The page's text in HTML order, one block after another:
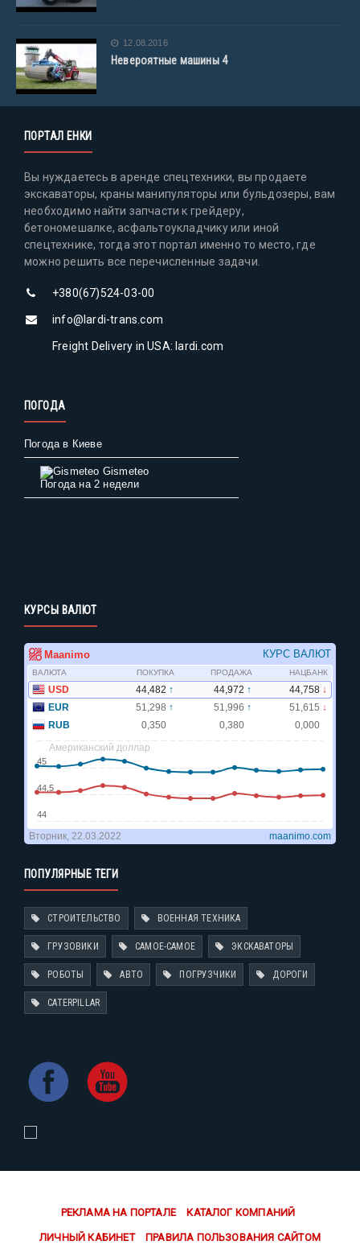
12.08.2016
Невероятные машины 4
ПОРТАЛ ЕНКИ
Вы нуждаетесь в аренде спецтехники, вы продаете
экскаваторы, краны манипуляторы или бульдозеры, вам
необходимо найти запчасти к грейдеру,
бетономешалке, асфальтоукладчику или иной
спецтехнике, тогда этот портал именно то место, где
можно решить все перечисленные задачи.
+380(67)524-03-00
info@lardi-trans.com
Freight Delivery in USA: lardi.com
ПОГОДА
Погода в Киеве
Gismeteo
Погода на 2 недели
КУРСЫ ВАЛЮТ
ПОПУЛЯРНЫЕ ТЕГИ
СТРОИТЕЛЬСТВО ВОЕННАЯ ТЕХНИКА
ГРУЗОВИКИ САМОЕ-САМОЕ ЭКСКАВАТОРЫ
РОБОТЫ АВТО ПОГРУЗЧИКИ ДОРОГИ
CATERPILLAR
РЕКЛАМА НА ПОРТАЛЕ КАТАЛОГ КОМПАНИЙ
ЛИЧНЫЙ КАБИНЕТ ПРАВИЛА ПОЛЬЗОВАНИЯ САЙТОМ